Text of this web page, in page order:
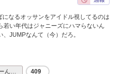
なるオッサンをアイドル視してるのは
若い年代はジャニーズにハマらないん
JUMPなんて（今）だろ。
ん… 409